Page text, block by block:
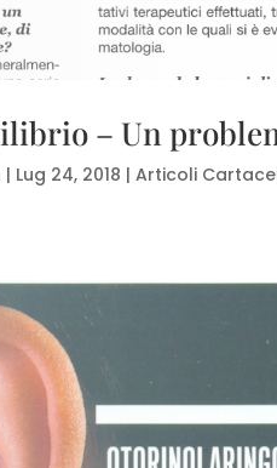
– Un
| Lug 24, 2018 |Articoli